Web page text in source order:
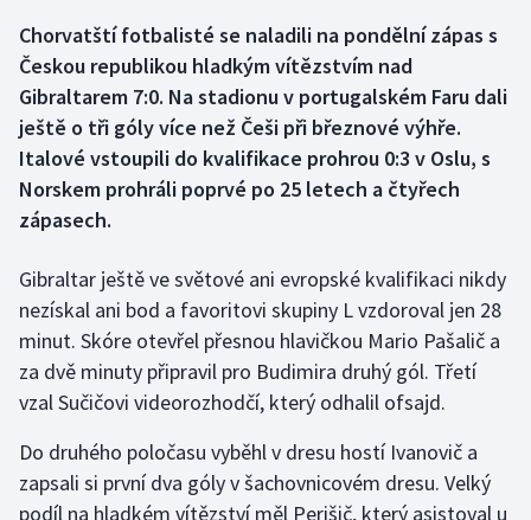
Box
Curling
Dostihy
Florbal
Futsal
Golf
Gymnastika
Házená
Chorvatští fotbalisté se naladili na pondělní zápas s
Českou republikou hladkým vítězstvím nad
Gibraltarem 7:0. Na stadionu v portugalském Faru dali
ještě o tři góly více než Češi při březnové výhře.
Italové vstoupili do kvalifikace prohrou 0:3 v Oslu, s
Norskem prohráli poprvé po 25 letech a čtyřech
zápasech.
Gibraltar ještě ve světové ani evropské kvalifikaci nikdy
nezískal ani bod a favoritovi skupiny L vzdoroval jen 28
minut. Skóre otevřel přesnou hlavičkou Mario Pašalič a
za dvě minuty připravil pro Budimira druhý gól. Třetí
vzal Sučičovi videorozhodčí, který odhalil ofsajd.
Do druhého poločasu vyběhl v dresu hostí Ivanovič a
zapsali si první dva góly v šachovnicovém dresu. Velký
podíl na hladkém vítězství měl Perišič, který asistoval u